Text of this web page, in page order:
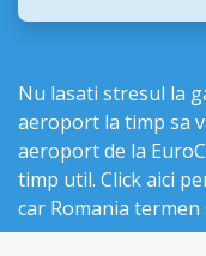
Nu lasati stresul la
aeroport la timp sa
aeroport de la
timp util. Click aici
car Romania